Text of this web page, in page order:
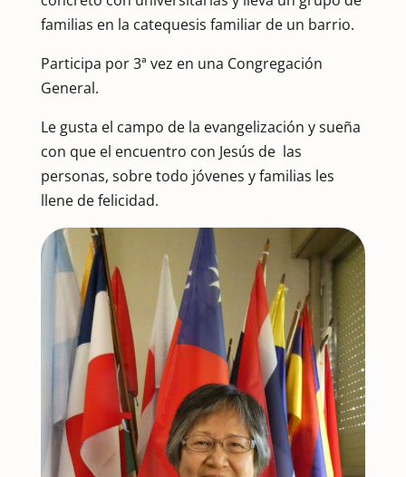
familias en la catequesis familiar de un barrio.
Participa por 3ª vez en una Congregación
General.
Le gusta el campo de la evangelización y sueña
con que el encuentro con Jesús de las
personas, sobre todo jóvenes y familias les
llene de felicidad.